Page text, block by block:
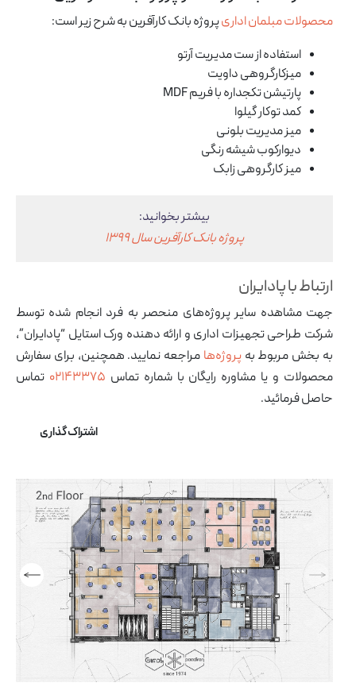
پروژه ها
درباره ما
محصولات مبلمان اداریپروژه بانک کارآفرین به شرح زیر است:
استفاده از ست مدیریت آرتو
میزکارگروهی داویت
پارتیشن تکجداره با فریم MDF
کمد توکار گیلوا
میز مدیریت بلونی
دیوارکوبشیشه رنگی
میز کارگروهیزابک
بیشتر بخوانید:
پروژه بانک کارآفرین سال ۱۳۹۹
ارتباط با پادایران
جهت مشاهده سایر پروژه‌های منحصر به فرد انجام شده توسط
شرکت طراحی تجهیزات اداری و ارائه دهنده ورک استایل “پادایران”،
به بخش مربوط بهپروژه‌ها مراجعه نمایید. همچنین، برای سفارش
محصولات و یا مشاوره رایگان با شماره تماس ۰۲۱۴۳۳۷۵ تماس
حاصل فرمائید.
اشتراک گذاری